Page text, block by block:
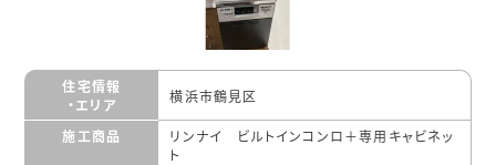
住宅情報
・エリア
横浜市鶴見区
施工商品
リンナイ ビルトインコンロ＋専用キャビネッ
ト